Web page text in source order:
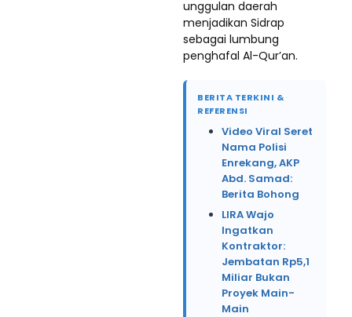
unggulan daerah
menjadikan Sidrap
sebagai lumbung
penghafal Al-Qur’an.
BERITA TERKINI &
REFERENSI
Video Viral Seret
Nama Polisi
Enrekang, AKP
Abd. Samad:
Berita Bohong
LIRA Wajo
Ingatkan
Kontraktor:
Jembatan Rp5,1
Miliar Bukan
Proyek Main-
Main